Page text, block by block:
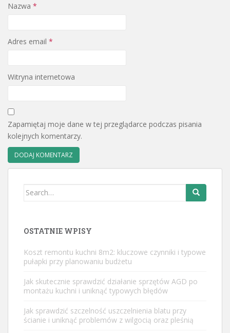
Nazwa *
Adres email *
Witryna internetowa
Zapamiętaj moje dane w tej przeglądarce podczas pisania
kolejnych komentarzy.
Search
OSTATNIE WPISY
Koszt remontu kuchni 8m2: kluczowe czynniki i typowe
pułapki przy planowaniu budżetu
Jak skutecznie sprawdzić działanie sprzętów AGD po
montażu kuchni i uniknąć typowych błędów
Jak sprawdzić szczelność uszczelnienia blatu przy
ścianie i uniknąć problemów z wilgocią oraz pleśnią